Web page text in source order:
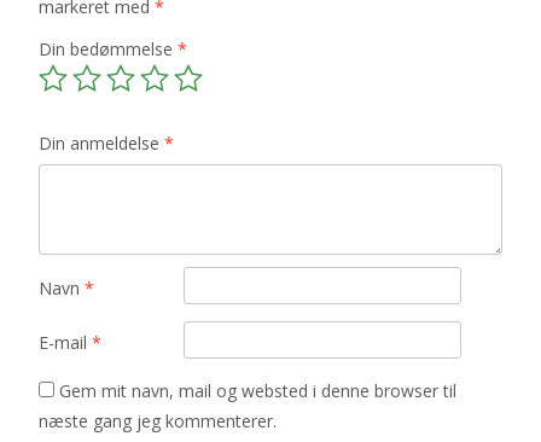
markeret med *
Din bedømmelse *
Din anmeldelse *
Navn *
E-mail *
Gem mit navn, mail og websted i denne browser til
næste gang jeg kommenterer.